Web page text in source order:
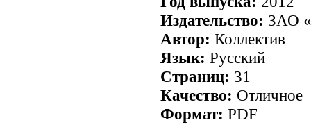
Издательство: ЗАО
Автор: Коллектив
Язык: Русский
Страниц: 31
Качество: Отличное
Формат: PDF